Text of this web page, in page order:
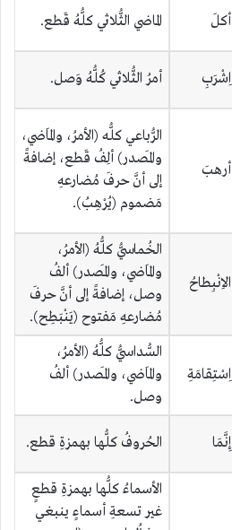
أكلَ الماضي الثُّلاثي كلُّهُ قَطع.
اِشْرَبِ أمرُ الثُّلاثي كُلُّهُ وَصل.
أرهبَ
الرُّباعي كلُّه (الأمرُ، والمَاضي،
والمَصدر) ألِفُ قَطع، إضافةً
إلى أنَّ حرفَ مُضارعهِ
مَضموم (يُرْهِبُ).
الاِنْبِطاحُ
الخُماسيُّ كلُّهُ (الأمرُ،
والمَاضي، والمَصدر) ألفُ
وصل، إضافةً إلى أنَّ حرفَ
مُضارعهِ مَفتوح (يَنْبَطِح).
اِسْتِقامَةِ
السُّداسيُّ كلُّهُ (الأمرُ،
والمَاضي، والمَصدر) ألفُ
وصل.
إِنَّمَا الحُروفُ كلُّها بهمزةِ قطع.
الأسماءُ كلُّها بهمزةِ قطعٍ
غير تسعةِ أسماءٍ ينبغي